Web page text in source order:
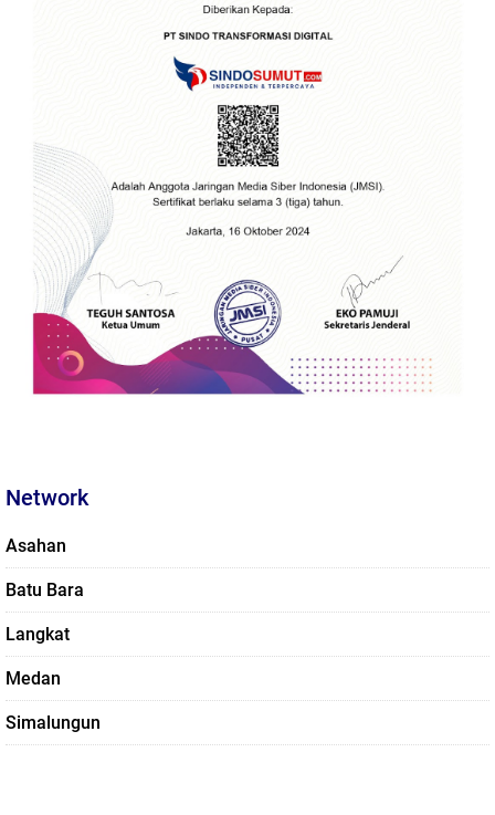
Network
Asahan
Batu Bara
Langkat
Medan
Simalungun